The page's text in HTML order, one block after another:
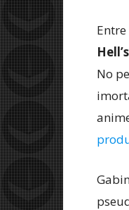
Entre
No